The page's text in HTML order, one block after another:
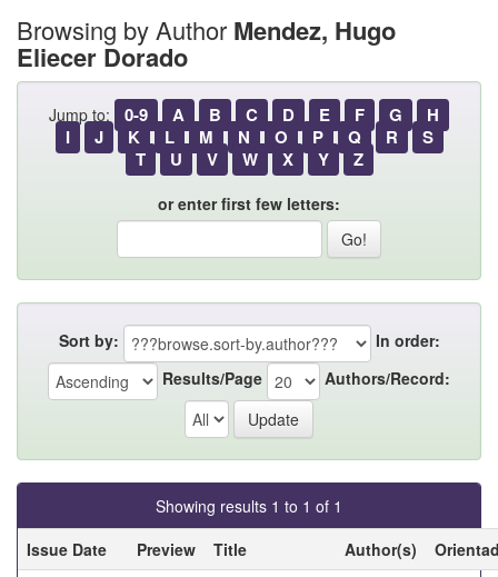
Browsing by Author Mendez, Hugo
Eliecer Dorado
Jump to: 0-9 A B C D E F G
H
I
J K L M N O P Q R
S
T
U V W X Y Z
or enter first few letters:
Sort by:
In order:
Results/Page
Authors/Record:
Showing results 1 to 1 of 1
Issue Date
Preview Title Author(s)